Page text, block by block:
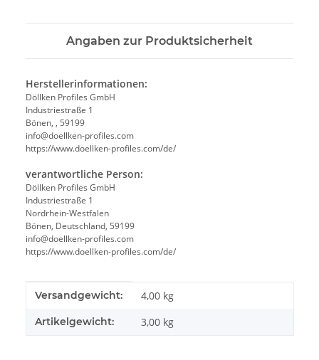
Angaben zur Produktsicherheit
Herstellerinformationen:
Döllken Profiles GmbH
Industriestraße 1
Bönen, , 59199
info@doellken-profiles.com
https://www.doellken-profiles.com/de/
verantwortliche Person:
Döllken Profiles GmbH
Industriestraße 1
Nordrhein-Westfalen
Bönen, Deutschland, 59199
info@doellken-profiles.com
https://www.doellken-profiles.com/de/
Produkteigenschaft
Wert
Versandgewicht: 4,00 kg
Artikelgewicht: 3,00 kg